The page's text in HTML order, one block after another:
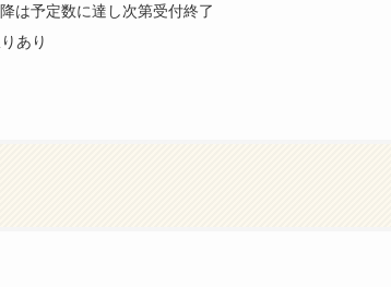
は予定数に達し次第受付終了
あり